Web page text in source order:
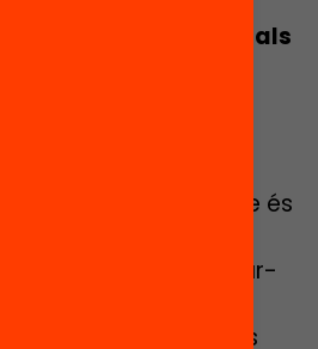
conductuals
ansietat, baixa
més
a l’absentisme és
En altres
se classe du a saltar-
d’aquestes causes